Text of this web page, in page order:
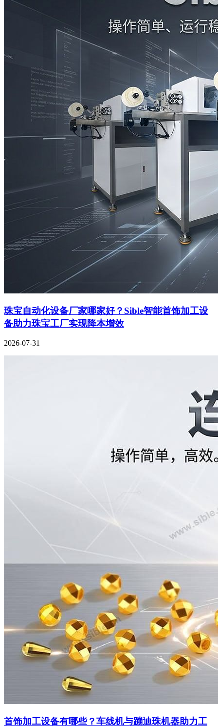
珠宝自动化设备厂家哪家好？Sible智能首饰加工设
备助力珠宝工厂实现降本增效
2026-07-31
首饰加工设备有哪些？车线机与蹦迪珠机器助力工